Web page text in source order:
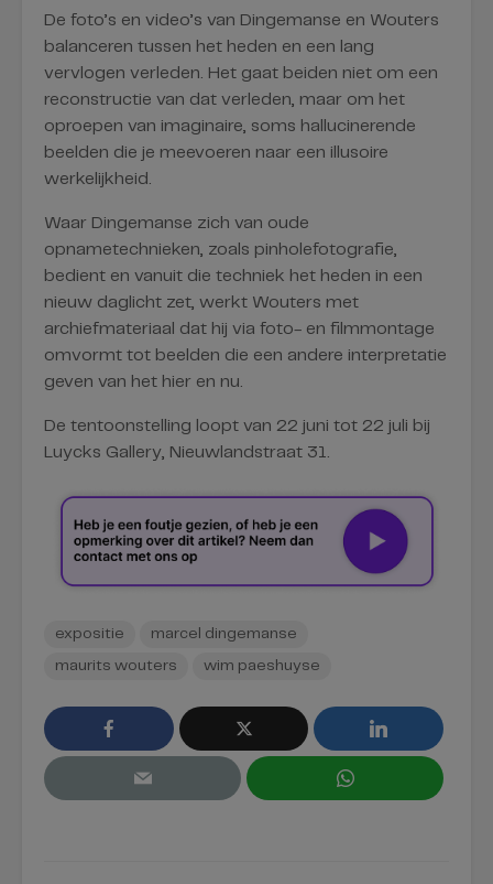
De foto’s en video’s van Dingemanse en Wouters
balanceren tussen het heden en een lang
vervlogen verleden. Het gaat beiden niet om een
reconstructie van dat verleden, maar om het
oproepen van imaginaire, soms hallucinerende
beelden die je meevoeren naar een illusoire
werkelijkheid.
Waar Dingemanse zich van oude
opnametechnieken, zoals pinholefotografie,
bedient en vanuit die techniek het heden in een
nieuw daglicht zet, werkt Wouters met
archiefmateriaal dat hij via foto- en filmmontage
omvormt tot beelden die een andere interpretatie
geven van het hier en nu.
De tentoonstelling loopt van 22 juni tot 22 juli bij
Luycks Gallery, Nieuwlandstraat 31.
expositie marcel dingemanse
maurits wouters wim paeshuyse